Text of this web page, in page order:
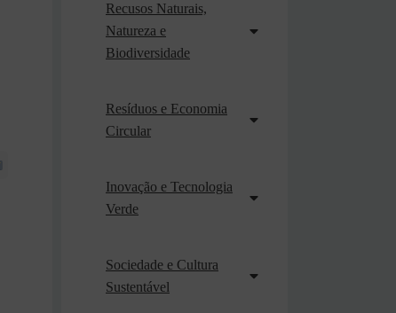
Recusos Naturais,
Natureza e
Biodiversidade
Resíduos e Economia
Circular
Inovação e Tecnologia
Verde
Sociedade e Cultura
Sustentável